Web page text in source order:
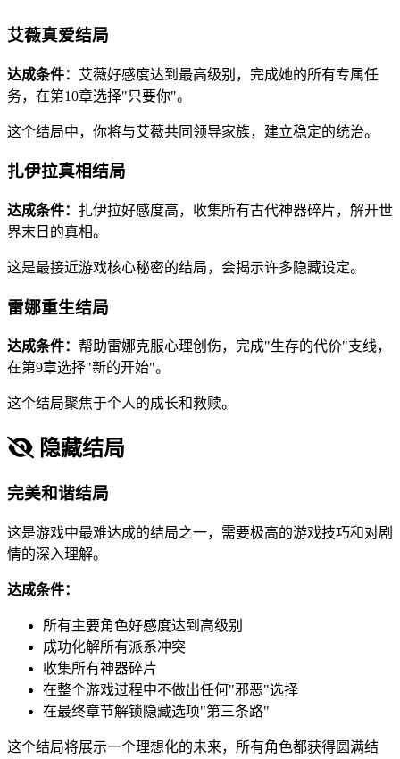
艾薇真爱结局
达成条件： 艾薇好感度达到最高级别，完成她的所有专属任
务，在第10章选择"只要你"。
这个结局中，你将与艾薇共同领导家族，建立稳定的统治。
扎伊拉真相结局
达成条件： 扎伊拉好感度高，收集所有古代神器碎片，解开世
界末日的真相。
这是最接近游戏核心秘密的结局，会揭示许多隐藏设定。
雷娜重生结局
达成条件： 帮助雷娜克服心理创伤，完成"生存的代价"支线，
在第9章选择"新的开始"。
这个结局聚焦于个人的成长和救赎。
隐藏结局
完美和谐结局
这是游戏中最难达成的结局之一，需要极高的游戏技巧和对剧
情的深入理解。
达成条件：
所有主要角色好感度达到高级别
成功化解所有派系冲突
收集所有神器碎片
在整个游戏过程中不做出任何"邪恶"选择
在最终章节解锁隐藏选项"第三条路"
这个结局将展示一个理想化的未来，所有角色都获得圆满结